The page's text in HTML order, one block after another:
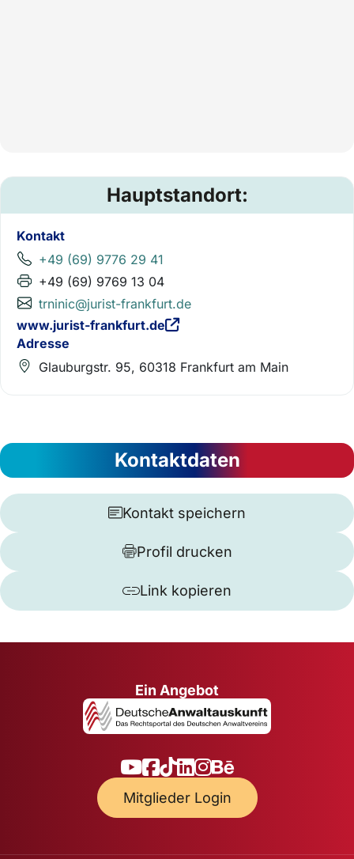
Hauptstandort:
Kontakt
+49 (69) 9776 29 41
+49 (69) 9769 13 04
trninic@jurist-frankfurt.de
www.jurist-frankfurt.de
Adresse
Glauburgstr. 95, 60318 Frankfurt am Main
Kontaktdaten
Kontakt speichern
Profil drucken
Link kopieren
Ein Angebot
Mitglieder Login